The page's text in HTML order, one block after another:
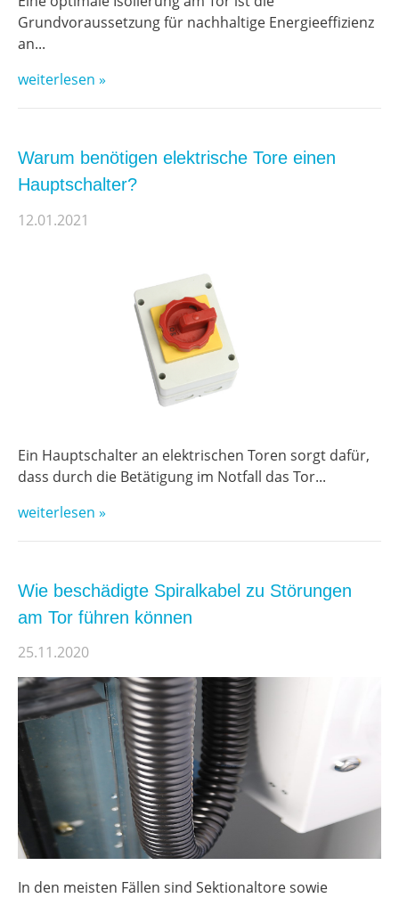
Grundvoraussetzung für nachhaltige Energieeffizienz
an...
weiterlesen »
Warum benötigen elektrische Tore einen
Hauptschalter?
12.01.2021
Ein Hauptschalter an elektrischen Toren sorgt dafür,
dass durch die Betätigung im Notfall das Tor...
weiterlesen »
Wie beschädigte Spiralkabel zu Störungen
am Tor führen können
25.11.2020
In den meisten Fällen sind Sektionaltore sowie